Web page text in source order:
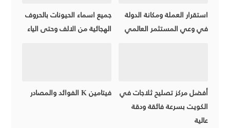
جميع اسماء الحيونات بالحروف
الهجائية من الالف وحتى الياء
استقرار العملة ومكانة الدولة
في وعي المستثمر العالمي
فيتامين K الفوائد والمصادر
أفضل مركز تصليح ثلاجات في
الكويت بسرعة فائقة ودقة
عالية